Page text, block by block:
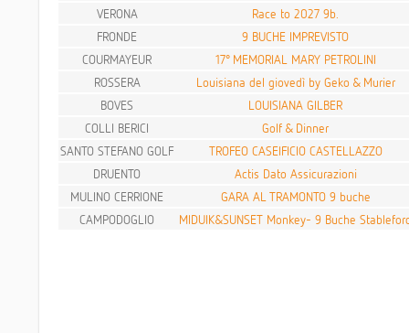
VERONA
Race to 2027 9b.
FRONDE
9 BUCHE IMPREVISTO
COURMAYEUR
17° MEMORIAL MARY PETROLINI
ROSSERA
Louisiana del giovedì by Geko & Murier
BOVES
LOUISIANA GILBER
COLLI BERICI
Golf & Dinner
SANTO STEFANO GOLF
TROFEO CASEIFICIO CASTELLAZZO
DRUENTO
Actis Dato Assicurazioni
MULINO CERRIONE
GARA AL TRAMONTO 9 buche
CAMPODOGLIO
MIDUIK&SUNSET Monkey- 9 Buche